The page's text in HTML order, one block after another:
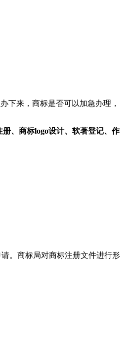
下来，商标是否可以加急办理，
、商标logo设计、软著登记、作
。商标局对商标注册文件进行形